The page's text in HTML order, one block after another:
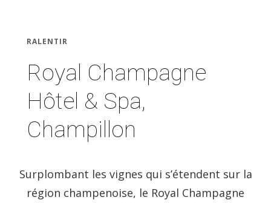
RALENTIR
Royal Champagne
Hôtel & Spa,
Champillon
Surplombant les vignes qui s’étendent sur la
région champenoise, le Royal Champagne